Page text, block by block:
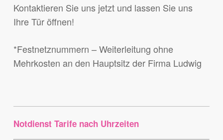
Kontaktieren Sie uns jetzt und lassen Sie uns
Ihre Tür öffnen!
*Festnetznummern – Weiterleitung ohne
Mehrkosten an den Hauptsitz der Firma Ludwig
Notdienst Tarife nach Uhrzeiten